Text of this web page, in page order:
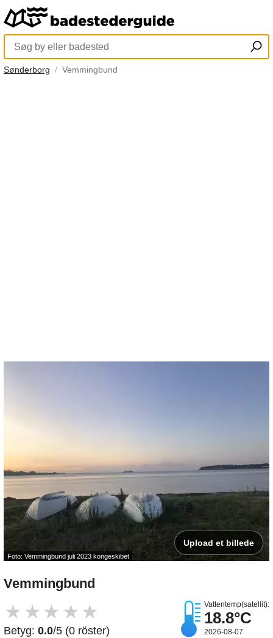
Sønderborg Vemmingbund
Foto: Vemmingbund juli 2023 kongeskibet
Upload et billede
Vemmingbund
★ ★ ★ ★ ★
Betyg: 0.0/5 (0 röster)
Vattentemp(satellit):
18.8°C
2026-08-07